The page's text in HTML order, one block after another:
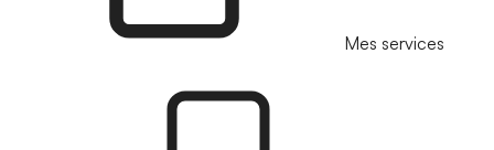
Mes services